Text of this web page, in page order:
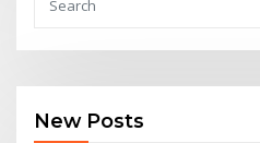
New Posts